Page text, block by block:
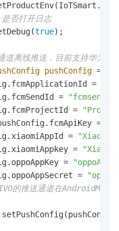
否打开日志
true);
离线推送，目前支持华为、小
pushConfig =
=
=
=
pushConfig.fcmApiKey =
=
=
=
=
的推送通道在